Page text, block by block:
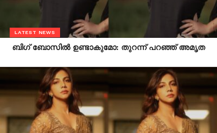
LATEST NEWS
ബിഗ് ബോസില്‍ ഉണ്ടാകുമോ: തുറന്ന് പറഞ്ഞ് അമൃത